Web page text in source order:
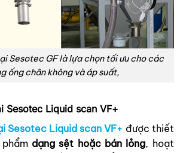
Sesotec GF là lựa chọn tối ưu cho các
ống chân không và áp suất,
Sesotec Liquid scan VF+
Sesotec Liquid scan VF+ được thiết
dạng sệt hoặc bán lỏng, hoạt